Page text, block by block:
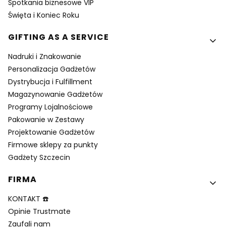
Spotkania biznesowe VIP
Święta i Koniec Roku
GIFTING AS A SERVICE
Nadruki i Znakowanie
Personalizacja Gadżetów
Dystrybucja i Fulfillment
Magazynowanie Gadżetów
Programy Lojalnościowe
Pakowanie w Zestawy
Projektowanie Gadżetów
Firmowe sklepy za punkty
Gadżety Szczecin
FIRMA
KONTAKT ☎️
Opinie Trustmate
Zaufali nam